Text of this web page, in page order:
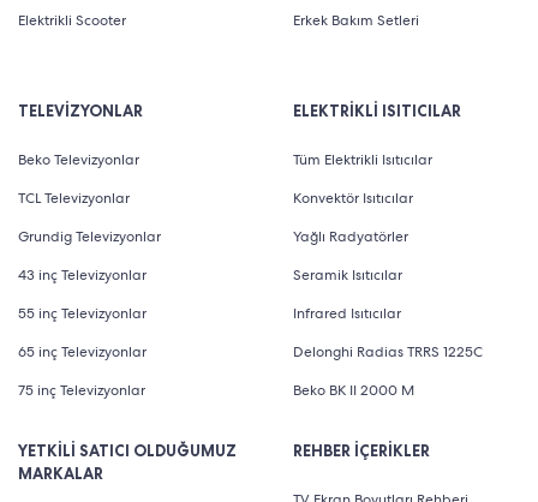
Elektrikli Scooter
Erkek Bakım Setleri
TELEVİZYONLAR
Beko Televizyonlar
TCL Televizyonlar
Grundig Televizyonlar
43 inç Televizyonlar
55 inç Televizyonlar
65 inç Televizyonlar
75 inç Televizyonlar
YETKİLİ SATICI OLDUĞUMUZ
MARKALAR
ELEKTRİKLİ ISITICILAR
Tüm Elektrikli Isıtıcılar
Konvektör Isıtıcılar
Yağlı Radyatörler
Seramik Isıtıcılar
Infrared Isıtıcılar
Delonghi Radias TRRS 1225C
Beko BK II 2000 M
REHBER İÇERİKLER